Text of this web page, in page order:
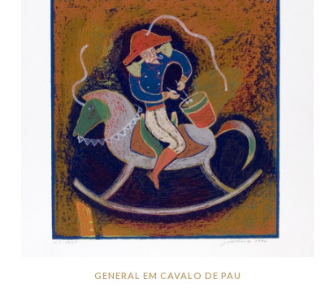
GENERAL EM CAVALO DE PAU